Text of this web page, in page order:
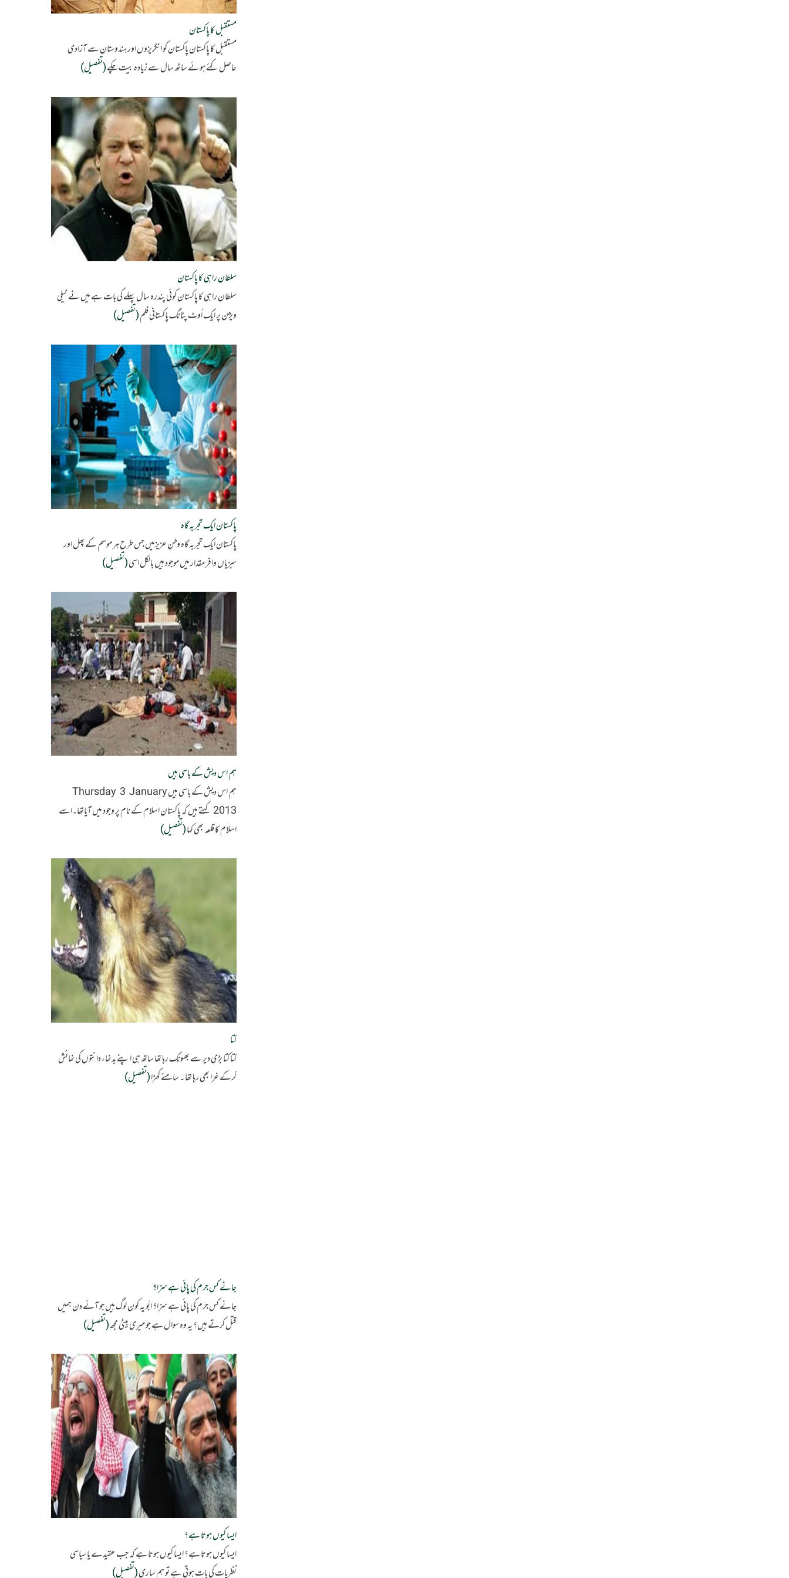
مستقبل کا پاکستان
مستقبل کا پاکستان پاکستان کو انگریزوں اور ہندوستان سے آزادی
حاصل کئے ہوئے ساٹھ سال سے زیادہ بیت چکے(تفصیل)
سلطان راہی کا پاکستان
سلطان راہی کا پاکستان کوئی پندرہ سال پہلے کی بات ہے میں نے ٹیلی
ویژن پر ایک اُوٹ پٹانگ پاکستانی فلم(تفصیل)
پاکستان ایک تجربہ گاہ
پاکستان ایک تجربہ گاہ وطنِ عزیزمیں جس طرح ہر موسم کے پھل اور
سبزیاں وافر مقدار میں موجود ہیں بالکل اسی(تفصیل)
ہم اس دیش کے باسی ہیں
ہم اس دیش کے باسی ہیں Thursday 3 January
2013 کہتے ہیں کہ پاکستان اسلام کے نام پر وجود میں آیاتھا۔اسے
اسلام کا قلعہ بھی کہا(تفصیل)
کتا
کتا کتا بڑی دیر سے بھونک رہا تھا ساتھ ہی اپنے بدنماء دانتوں کی نمائش
کرکے غرّا بھی رہا تھا ۔ سامنے کھڑا(تفصیل)
جانے کس جرم کی پائی ہے سزا؟
جانے کس جرم کی پائی ہے سزا؟ ابّو یہ کون لوگ ہیں جو آئے دن ہمیں
قتل کرتے ہیں؟ یہ وہ سوال ہے جو میری بیٹی مجھ(تفصیل)
ایسا کیوں ہوتا ہے؟
ایسا کیوں ہوتا ہے؟ ایسا کیوں ہوتا ہے کہ جب عقیدے یا سیاسی
نظریات کی بات ہوتی ہے تو ہم ساری(تفصیل)